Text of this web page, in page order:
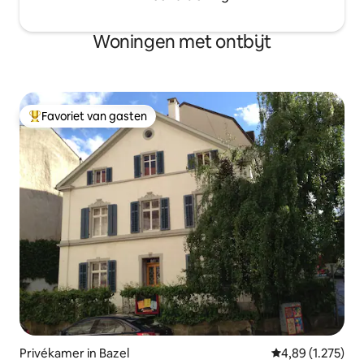
Woningen met ontbijt
Topfavoriet van gasten
Favoriet van gasten
Privékamer in Bazel Gemiddelde
4,89 (1.275)